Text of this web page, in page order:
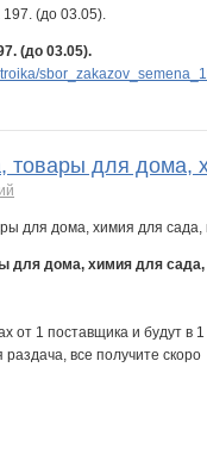
(до 03.05).
товары для дома,
для дома, химия для
от 1 поставщика и будут в 1
все получите скоро